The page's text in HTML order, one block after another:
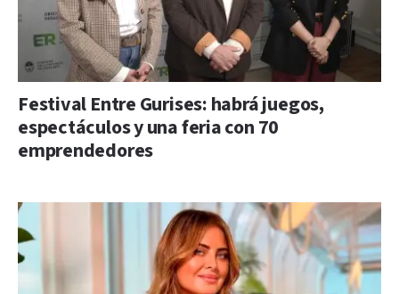
Festival Entre Gurises: habrá juegos,
espectáculos y una feria con 70
emprendedores